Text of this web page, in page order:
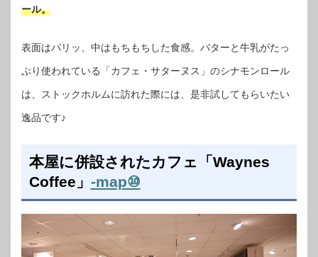
ール。
表面はパリッ、中はもちもちした食感。バターと牛乳がたっ
ぷり使われている「カフェ・サターヌス」のシナモンロール
は、ストックホルムに訪れた際には、是非試してもらいたい
逸品です♪
本屋に併設されたカフェ「Waynes
Coffee」 -map⑩